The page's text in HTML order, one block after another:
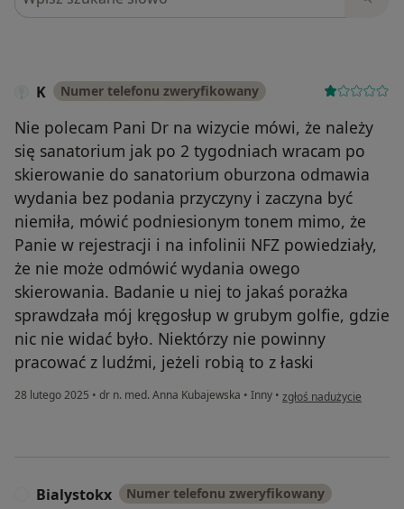
K Numer telefonu zweryfikowany
Nie polecam Pani Dr na wizycie mówi, że należy
się sanatorium jak po 2 tygodniach wracam po
skierowanie do sanatorium oburzona odmawia
wydania bez podania przyczyny i zaczyna być
niemiła, mówić podniesionym tonem mimo, że
Panie w rejestracji i na infolinii NFZ powiedziały,
że nie może odmówić wydania owego
skierowania. Badanie u niej to jakaś porażka
sprawdzała mój kręgosłup w grubym golfie, gdzie
nic nie widać było. Niektórzy nie powinny
pracować z ludźmi, jeżeli robią to z łaski
28 lutego 2025 • dr n. med. Anna Kubajewska • Inny • w opinii użytkownika K
zgłoś nadużycie
Bialystokx Numer telefonu zweryfikowany